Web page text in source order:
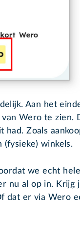
Aan het
Wero te zien.
had. Zoals
(fysieke) winkels.
we echt
nu al op in.
dat er via Wero